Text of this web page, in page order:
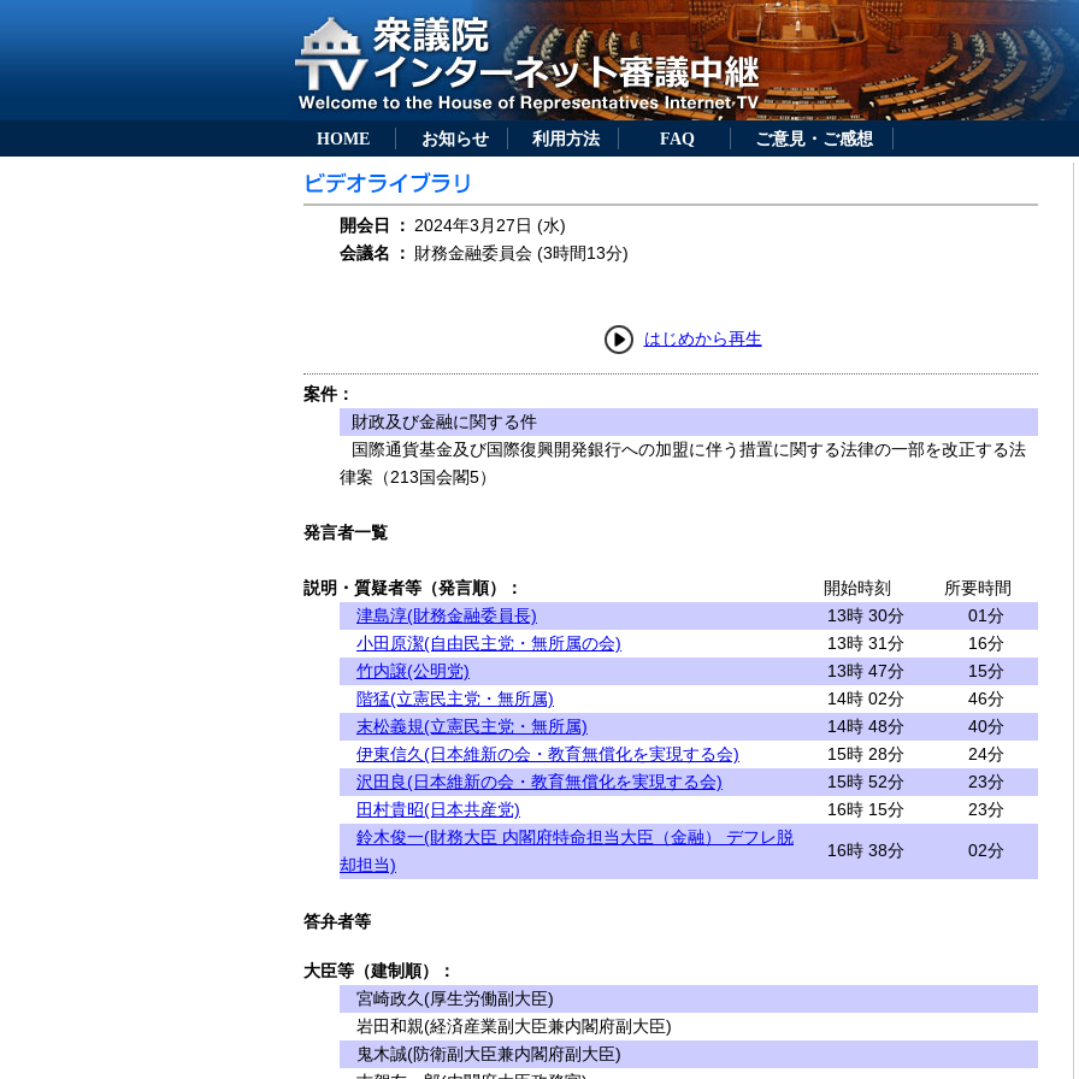
HOME お知らせ 利用方法 FAQ ご意見・ご感想
開会日 ： 2024年3月27日 (水)
会議名
： 財務金融委員会 (3時間13分)
はじめから再生
案件：
財政及び金融に関する件
国際通貨基金及び国際復興開発銀行への加盟に伴う措置に関する法律の一部を改正する法
律案（213国会閣5）
発言者一覧
説明・質疑者等（発言順）： 開始時刻
所要時間
津島淳(財務金融委員長)
13時 30分
01分
小田原潔(自由民主党・無所属の会)
13時 31分
16分
竹内譲(公明党)
13時 47分
15分
階猛(立憲民主党・無所属)
14時 02分
46分
末松義規(立憲民主党・無所属)
14時 48分
40分
伊東信久(日本維新の会・教育無償化を実現する会)
15時 28分
24分
沢田良(日本維新の会・教育無償化を実現する会)
15時 52分
23分
田村貴昭(日本共産党)
16時 15分
23分
鈴木俊一(財務大臣 内閣府特命担当大臣（金融） デフレ脱
却担当)
16時 38分 02分
答弁者等
大臣等（建制順）：
宮崎政久(厚生労働副大臣)
岩田和親(経済産業副大臣兼内閣府副大臣)
鬼木誠(防衛副大臣兼内閣府副大臣)